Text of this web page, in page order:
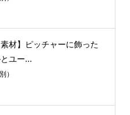
素材】ピッチャーに飾った
ユー...
）